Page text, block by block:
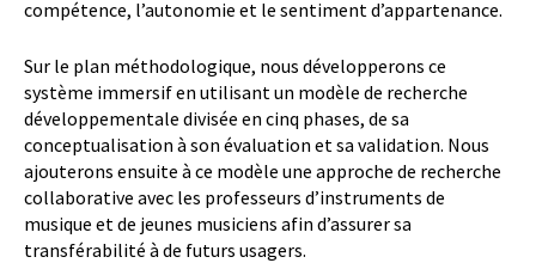
compétence, l’autonomie et le sentiment d’appartenance.
Sur le plan méthodologique, nous développerons ce
système immersif en utilisant un modèle de recherche
développementale divisée en cinq phases, de sa
conceptualisation à son évaluation et sa validation. Nous
ajouterons ensuite à ce modèle une approche de recherche
collaborative avec les professeurs d’instruments de
musique et de jeunes musiciens afin d’assurer sa
transférabilité à de futurs usagers.